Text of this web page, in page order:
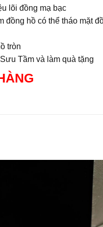
lõi đồng mạ bạc
đồng hồ có thể tháo mặt
tròn
Tầm và làm quà tặng